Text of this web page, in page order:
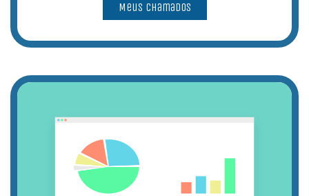
Meus Chamados